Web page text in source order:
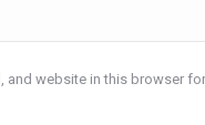
and website in this browser